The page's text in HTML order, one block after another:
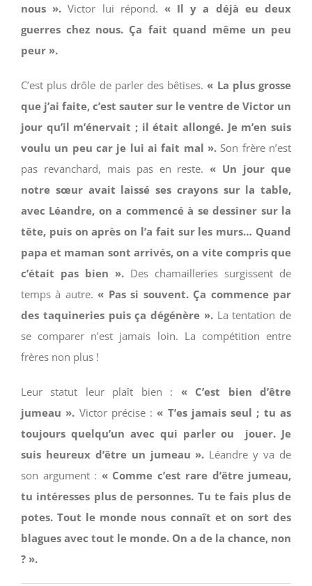
nous ». Victor lui répond. « Il y a déjà eu deux
guerres chez nous. Ça fait quand même un peu
peur ».
C’est plus drôle de parler des bêtises.« La plus grosse
que j’ai faite, c’est sauter sur le ventre de Victor un
jour qu’il m’énervait ; il était allongé. Je m’en suis
voulu un peu car je lui ai fait mal ». Son frère n’est
pas revanchard, mais pas en reste.« Un jour que
notre sœur avait laissé ses crayons sur la table,
avec Léandre, on a commencé à se dessiner sur la
tête, puis on après on l’a fait sur les murs… Quand
papa et maman sont arrivés, on a vite compris que
c’était pas bien ». Des chamailleries surgissent de
temps à autre.« Pas si souvent. Ça commence par
des taquineries puis ça dégénère ».La tentation de
se comparer n’est jamais loin. La compétition entre
frères non plus !
Leur statut leur plaît bien : « C’est bien d’être
jumeau ». Victor précise :« T’es jamais seul ; tu as
toujours quelqu’un avec qui parler ou jouer. Je
suis heureux d’être un jumeau ». Léandre y va de
son argument : « Comme c’est rare d’être jumeau,
tu intéresses plus de personnes. Tu te fais plus de
potes. Tout le monde nous connaît et on sort des
blagues avec tout le monde. On a de la chance, non
? ».